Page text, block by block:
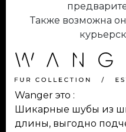
Также возможна
Wanger это :
Шикарные шубы из
длины, выгодно